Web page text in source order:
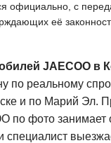
официально, с
её
JAECOO в
по реальному
и по Марий Эл.
по фото занимает
специалист